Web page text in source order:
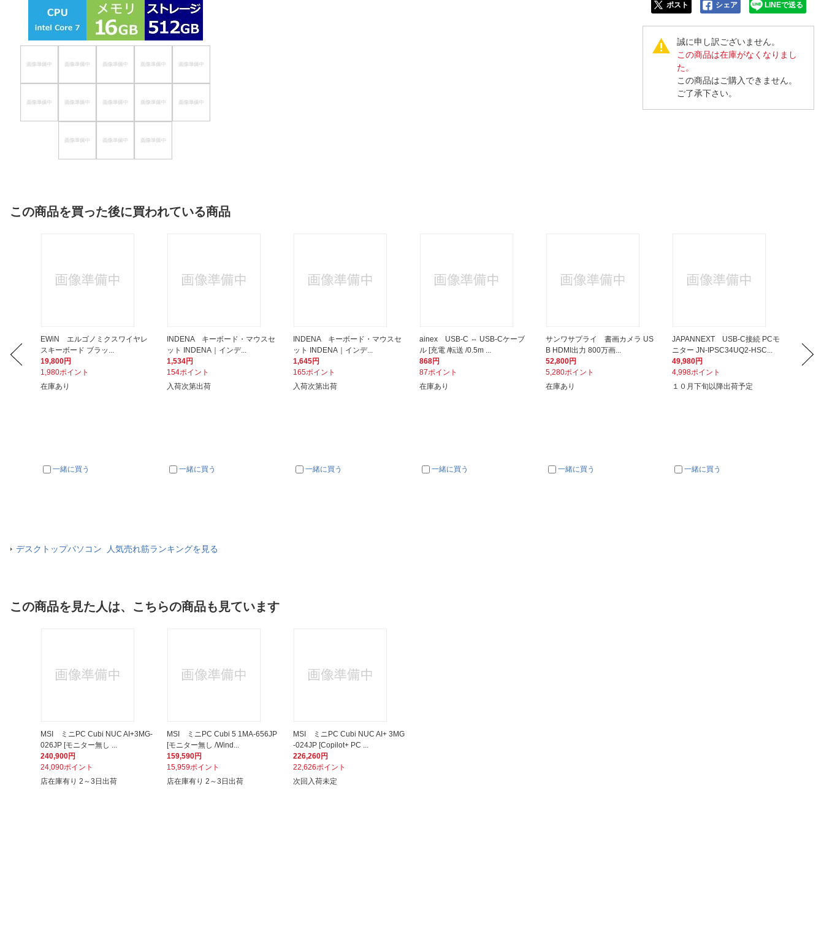
ポスト シェア LINEで送る
誠に申し訳ございません。
この商品は在庫がなくなりまし
た。
この商品はご購入できません。
ご了承下さい。
この商品を買った後に買われている商品
EWiN エルゴノミクスワイヤレ
スキーボード ブラッ...
19,800円
1,980ポイント
在庫あり
一緒に買う
INDENA キーボード・マウスセ
ット INDENA｜インデ...
1,534円
154ポイント
入荷次第出荷
一緒に買う
INDENA キーボード・マウスセ
ット INDENA｜インデ...
1,645円
165ポイント
入荷次第出荷
一緒に買う
ainex USB-C ⇔ USB-Cケーブ
ル [充電 /転送 /0.5m ...
868円
87ポイント
在庫あり
一緒に買う
サンワサプライ 書画カメラ US
B HDMI出力 800万画...
52,800円
5,280ポイント
在庫あり
一緒に買う
JAPANNEXT USB-C接続 PCモ
ニター JN-IPSC34UQ2-HSC...
49,980円
4,998ポイント
１０月下旬以降出荷予定
一緒に買う
シリ
19,800
デスクトップパソコン 人気売れ筋ランキングを見る
この商品を見た人は、こちらの商品も見ています
MSI ミニPC Cubi NUC AI+3MG-
026JP [モニター無し ...
240,900円
24,090ポイント
店在庫有り 2～3日出荷
MSI ミニPC Cubi 5 1MA-656JP
[モニター無し /Wind...
159,590円
15,959ポイント
店在庫有り 2～3日出荷
MSI ミニPC Cubi NUC AI+ 3MG
-024JP [Copilot+ PC ...
226,260円
22,626ポイント
次回入荷未定